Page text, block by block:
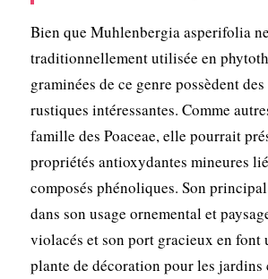
Bien que Muhlenbergia asperifolia
traditionnellement utilisée en
graminées de ce genre possèdent
rustiques intéressantes. Comme
famille des Poaceae, elle pourrait
propriétés antioxydantes mineures
composés phénoliques. Son
dans son usage ornemental et
violacés et son port gracieux en font
plante de décoration pour les jardins